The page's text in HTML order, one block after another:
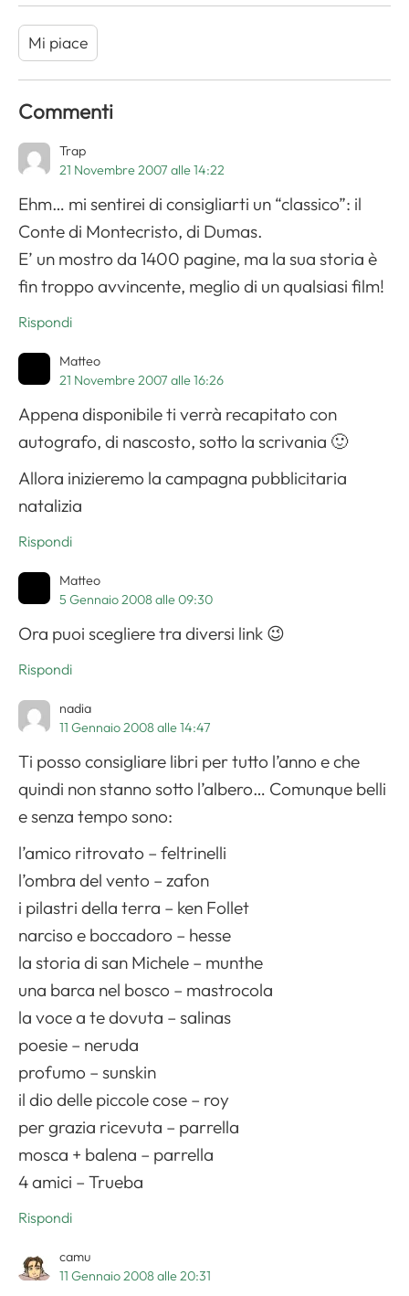
Mi piace
Commenti
Trap
21 Novembre 2007 alle 14:22
Ehm… mi sentirei di consigliarti un “classico”: il
Conte di Montecristo, di Dumas.
E’ un mostro da 1400 pagine, ma la sua storia è
fin troppo avvincente, meglio di un qualsiasi film!
Rispondi
Matteo
21 Novembre 2007 alle 16:26
Appena disponibile ti verrà recapitato con
autografo, di nascosto, sotto la scrivania 🙂
Allora inizieremo la campagna pubblicitaria
natalizia
Rispondi
Matteo
5 Gennaio 2008 alle 09:30
Ora puoi scegliere tra diversi link 😉
Rispondi
nadia
11 Gennaio 2008 alle 14:47
Ti posso consigliare libri per tutto l’anno e che
quindi non stanno sotto l’albero… Comunque belli
e senza tempo sono:
l’amico ritrovato – feltrinelli
l’ombra del vento – zafon
i pilastri della terra – ken Follet
narciso e boccadoro – hesse
la storia di san Michele – munthe
una barca nel bosco – mastrocola
la voce a te dovuta – salinas
poesie – neruda
profumo – sunskin
il dio delle piccole cose – roy
per grazia ricevuta – parrella
mosca + balena – parrella
4 amici – Trueba
Rispondi
camu
11 Gennaio 2008 alle 20:31
Apri il menu di navigazione